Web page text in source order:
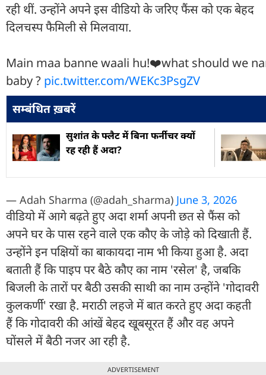
रही थीं. उन्होंने अपने इस वीडियो के जरिए फैंस को एक बेहद
दिलचस्प फैमिली से मिलवाया.
Main maa banne waali hu!❤️what should we
baby ? pic.twitter.com/WEKc3PsgZV
सम्बंधित ख़बरें
सुशांत के फ्लैट में बिना फर्नीचर क्यों
रह रही हैं अदा?
— Adah Sharma (@adah_sharma) June 3, 2026
वीडियो में आगे बढ़ते हुए अदा शर्मा अपनी छत से फैंस को
अपने घर के पास रहने वाले एक कौए के जोड़े को दिखाती हैं.
उन्होंने इन पक्षियों का बाकायदा नाम भी किया हुआ है. अदा
बताती हैं कि पाइप पर बैठे कौए का नाम 'रसेल' है, जबकि
बिजली के तारों पर बैठी उसकी साथी का नाम उन्होंने 'गोदावरी
कुलकर्णी' रखा है. मराठी लहजे में बात करते हुए अदा कहती
हैं कि गोदावरी की आंखें बेहद खूबसूरत हैं और वह अपने
घोंसले में बैठी नजर आ रही है.
ADVERTISEMENT